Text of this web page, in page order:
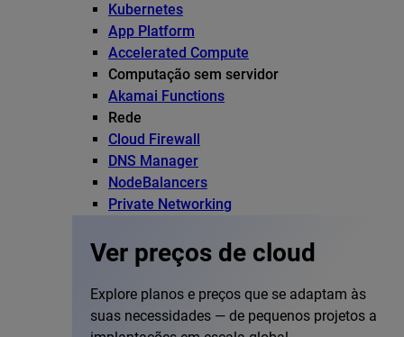
Kubernetes
App Platform
Accelerated Compute
Computação sem servidor
Akamai Functions
Rede
Cloud Firewall
DNS Manager
NodeBalancers
Private Networking
Ver preços de cloud
Explore planos e preços que se adaptam às
suas necessidades — de pequenos projetos a